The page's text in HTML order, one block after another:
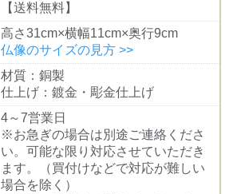
【送料無料】
高さ31cm×横幅11cm×奥行9cm
仏像のサイズの見方 >>
材質：銅製
仕上げ：鍍金・彫金仕上げ
4～7営業日
※お急ぎの場合は別途ご連絡くださ
い。可能な限り対応させていただき
ます。（買付けなどで対応が難しい
場合を除く）